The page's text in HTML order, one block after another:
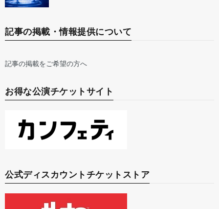
記事の掲載・情報提供について
記事の掲載をご希望の方へ
お得な公演チケットサイト
公式ディスカウントチケットストア